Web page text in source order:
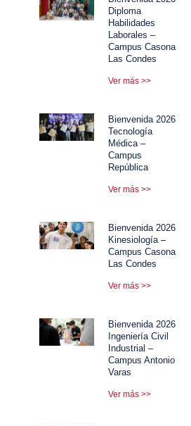
Diploma
Habilidades
Laborales –
Campus Casona
Las Condes
Ver más >>
Bienvenida 2026
Tecnología
Médica –
Campus
República
Ver más >>
Bienvenida 2026
Kinesiología –
Campus Casona
Las Condes
Ver más >>
Bienvenida 2026
Ingeniería Civil
Industrial –
Campus Antonio
Varas
Ver más >>